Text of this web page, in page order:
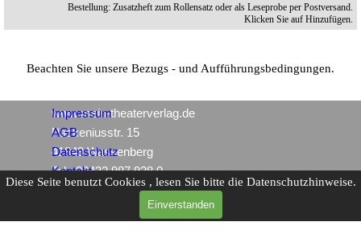
Bestellung: Zusatzheft zum Rollensatz oder als Leseprobe per Postversand.
Klicken Sie auf Hinzufügen.
Beachten Sie unsere Bezugs - und Aufführungsbedingungen.
www.mein-theaterverlag.de
Packeniusstr. 15
41849 Wassenberg
Tel.: 02432 987 928 0
Impressum
AGB
Datenschutz
Kontakt
Diese Seite benutzt Cookies , lesen Sie bitte die Datenschutzhinweise.
Einverstanden